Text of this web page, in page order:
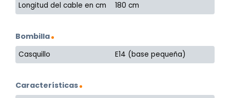
Longitud del cable en cm 180 cm
Bombilla
Casquillo E14 (base pequeña)
Características